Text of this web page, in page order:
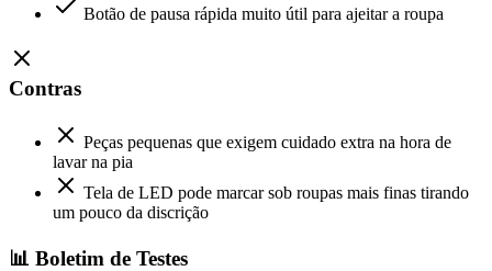
Botão de pausa rápida muito útil para ajeitar a roupa
Contras
Peças pequenas que exigem cuidado extra na hora de
lavar na pia
Tela de LED pode marcar sob roupas mais finas tirando
um pouco da discrição
📊 Boletim de Testes